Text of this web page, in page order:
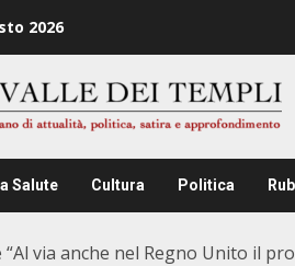
2026
Salute Cultura Politica
“Al via anche nel Regno Unito il